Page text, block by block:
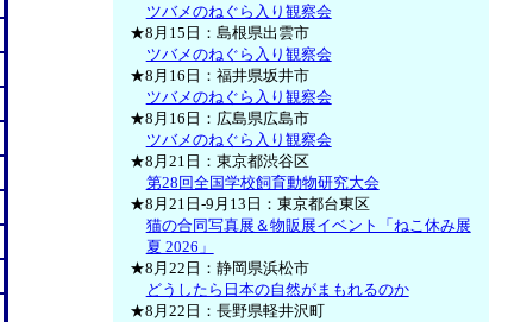
ツバメのねぐら入り観察会
★8月15日：島根県出雲市
ツバメのねぐら入り観察会
★8月16日：福井県坂井市
ツバメのねぐら入り観察会
★8月16日：広島県広島市
ツバメのねぐら入り観察会
★8月21日：東京都渋谷区
第28回全国学校飼育動物研究大会
★8月21日-9月13日：東京都台東区
猫の合同写真展＆物販展イベント「ねこ休み展
夏 2026」
★8月22日：静岡県浜松市
どうしたら日本の自然がまもれるのか
★8月22日：長野県軽井沢町